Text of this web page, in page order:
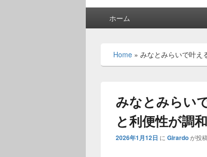
ホーム
Home » みなとみらいで叶え
みなとみらい
と利便性が調
2026年1月12日 に Girardoが投稿